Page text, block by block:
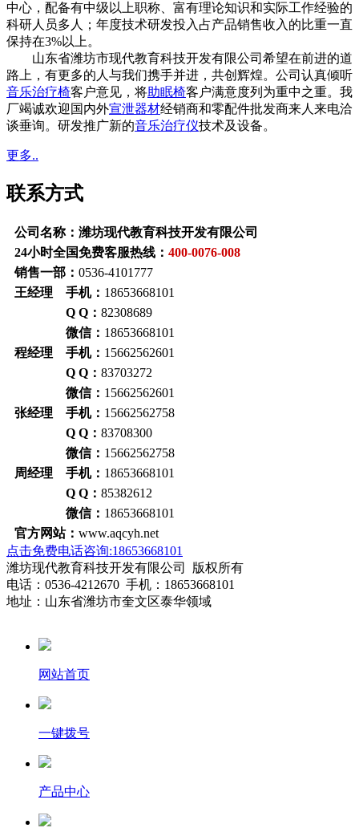
中心，配备有中级以上职称、富有理论知识和实际工作经验的
科研人员多人；年度技术研发投入占产品销售收入的比重一直
保持在3%以上。
山东省潍坊市现代教育科技开发有限公司希望在前进的道
路上，有更多的人与我们携手并进，共创辉煌。公司认真倾听
音乐治疗椅客户意见，将助眠椅客户满意度列为重中之重。我
厂竭诚欢迎国内外宣泄器材经销商和零配件批发商来人来电洽
谈垂询。研发推广新的音乐治疗仪技术及设备。
更多..
联系方式
公司名称：潍坊现代教育科技开发有限公司
24小时全国免费客服热线： 400-0076-008
销售一部： 0536-4101777
王经理 手机： 18653668101
Q Q： 82308689
微信： 18653668101
程经理 手机： 15662562601
Q Q： 83703272
微信： 15662562601
张经理 手机： 15662562758
Q Q： 83708300
微信： 15662562758
周经理 手机： 18653668101
Q Q： 85382612
微信： 18653668101
官方网站： www.aqcyh.net
点击免费电话咨询:18653668101
潍坊现代教育科技开发有限公司 版权所有
电话：0536-4212670 手机：18653668101
地址：山东省潍坊市奎文区泰华领域
网站首页
一键拨号
产品中心